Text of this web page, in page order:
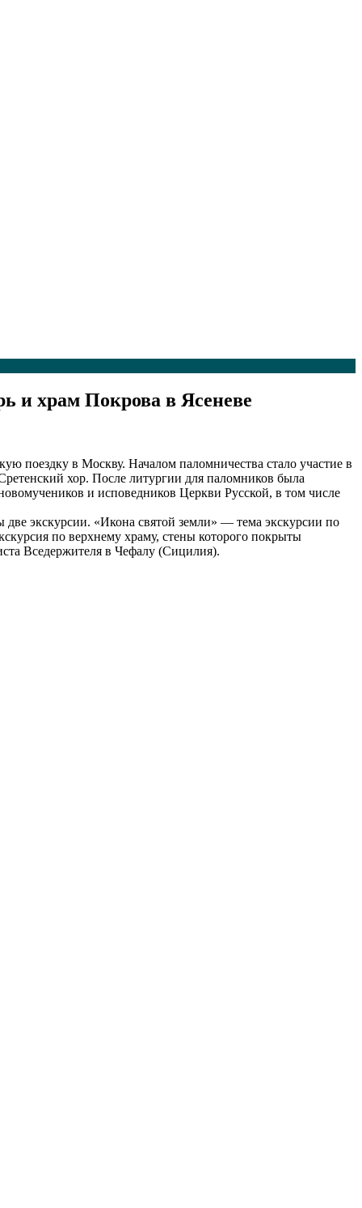
и храм Покрова в Ясеневе
поездку в Москву. Началом паломничества стало участие в
хор. После литургии для паломников была
и исповедников Церкви Русской, в том числе
экскурсии. «Икона святой земли» — тема экскурсии по
по верхнему храму, стены которого покрыты
Вседержителя в Чефалу (Сицилия).